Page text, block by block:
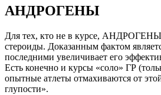
АНДРОГЕНЫ
Для тех, кто не в курсе,
стероиды. Доказанным фактом
последними увеличивает его
Есть конечно и курсы «соло» ГР
опытные атлеты отмахиваются от
глупости».